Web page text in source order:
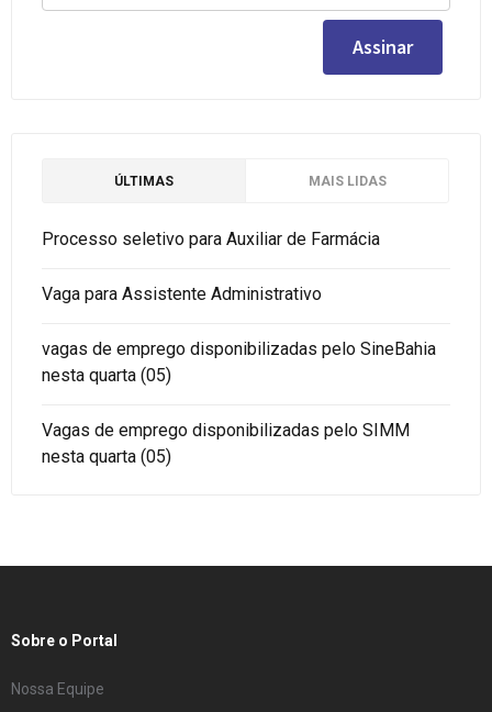
ÚLTIMAS MAIS LIDAS
Processo seletivo para Auxiliar de Farmácia
Vaga para Assistente Administrativo
vagas de emprego disponibilizadas pelo SineBahia
nesta quarta (05)
Vagas de emprego disponibilizadas pelo SIMM
nesta quarta (05)
Sobre o Portal
Nossa Equipe